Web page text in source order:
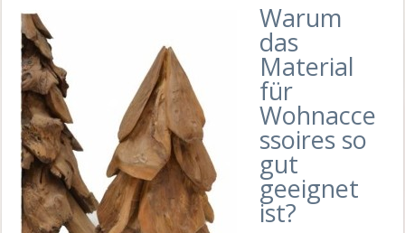
Warum
das
Material
für
Wohnacce
ssoires so
gut
geeignet
ist?